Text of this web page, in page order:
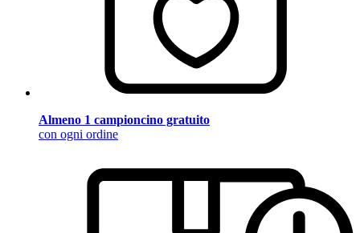
Almeno 1 campioncino gratuito
con ogni ordine